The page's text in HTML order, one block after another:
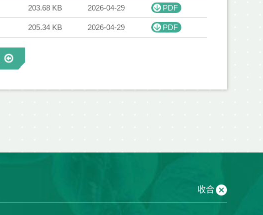
203.68 KB 2026-04-29 PDF
205.34 KB 2026-04-29 PDF
收合